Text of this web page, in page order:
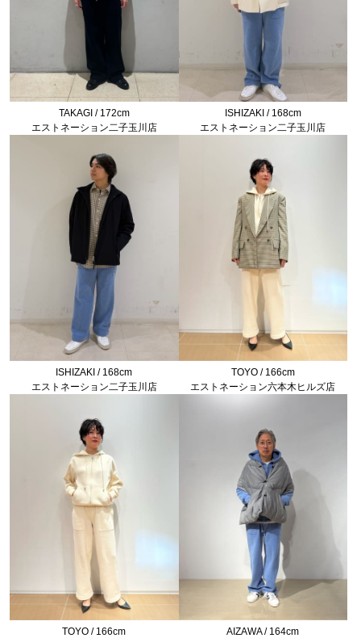
TAKAGI / 172cm
エストネーション二子玉川店
ISHIZAKI / 168cm
エストネーション二子玉川店
ISHIZAKI / 168cm
エストネーション二子玉川店
TOYO / 166cm
エストネーション六本木ヒルズ店
TOYO / 166cm
AIZAWA / 164cm